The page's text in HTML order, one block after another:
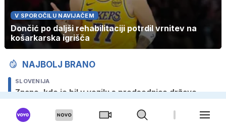
V SPOROČILU NAVIJAČEM
Dončić po daljši rehabilitaciji potrdil vrnitev na
košarkarska igrišča
NAJBOLJ BRANO
SLOVENIJA
Znano, kdo je bil v vozilu s predsednico države
TUJINA
Nemški turisti 'zažgali' luksuzni apartma: peli, se